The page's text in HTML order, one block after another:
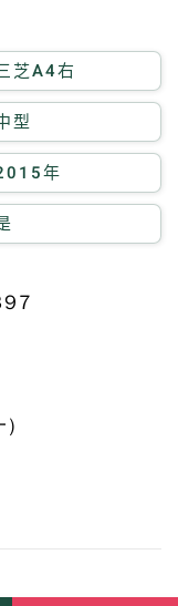
芝A4右
型
年
)